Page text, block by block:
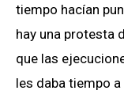
tiempo hacían
hay una protesta
que las
les daba tiempo